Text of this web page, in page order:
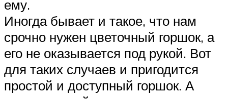
ему.
Иногда бывает и такое, что нам
срочно нужен цветочный горшок, а
его не оказывается под рукой. Вот
для таких случаев и пригодится
простой и доступный горшок. А